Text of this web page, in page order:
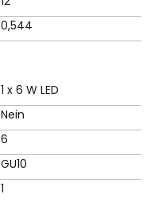
0,544
1 x 6 W LED
Nein
6
GU10
1